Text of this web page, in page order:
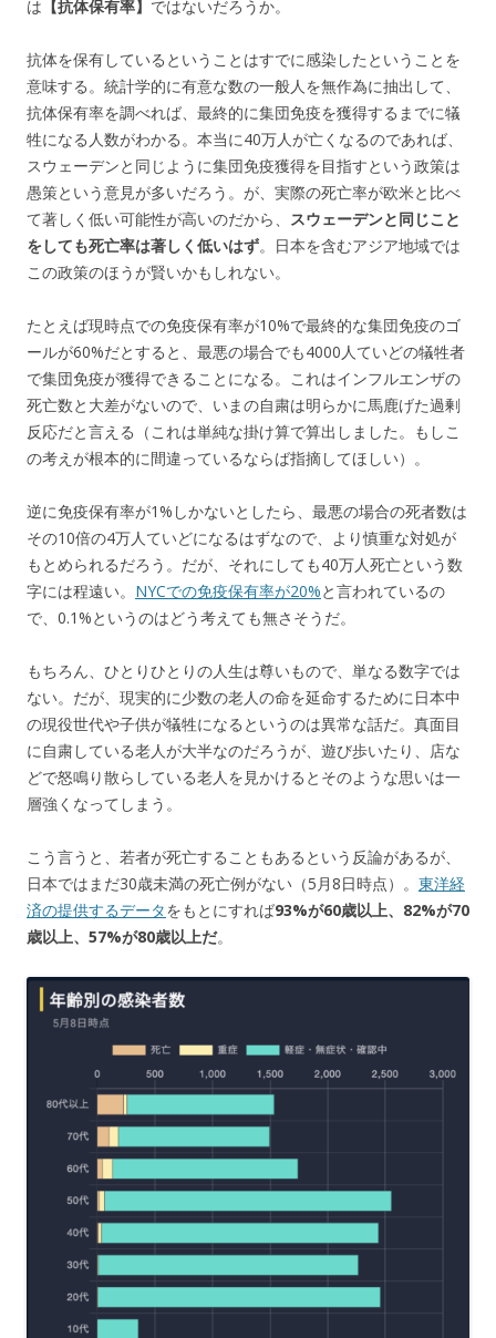
は 【抗体保有率】 ではないだろうか。
抗体を保有しているということはすでに感染したということを
意味する。統計学的に有意な数の一般人を無作為に抽出して、
抗体保有率を調べれば、最終的に集団免疫を獲得するまでに犠
牲になる人数がわかる。本当に40万人が亡くなるのであれば、
スウェーデンと同じように集団免疫獲得を目指すという政策は
愚策という意見が多いだろう。が、実際の死亡率が欧米と比べ
て著しく低い可能性が高いのだから、 スウェーデンと同じこと
をしても死亡率は著しく低いはず。日本を含むアジア地域では
この政策のほうが賢いかもしれない。
たとえば現時点での免疫保有率が10%で最終的な集団免疫のゴ
ールが60%だとすると、最悪の場合でも4000人ていどの犠牲者
で集団免疫が獲得できることになる。これはインフルエンザの
死亡数と大差がないので、いまの自粛は明らかに馬鹿げた過剰
反応だと言える（これは単純な掛け算で算出しました。もしこ
の考えが根本的に間違っているならば指摘してほしい）。
逆に免疫保有率が1%しかないとしたら、最悪の場合の死者数は
その10倍の4万人ていどになるはずなので、より慎重な対処が
もとめられるだろう。だが、それにしても40万人死亡という数
字には程遠い。 NYCでの免疫保有率が20%と言われているの
で、0.1%というのはどう考えても無さそうだ。
もちろん、ひとりひとりの人生は尊いもので、単なる数字では
ない。だが、現実的に少数の老人の命を延命するために日本中
の現役世代や子供が犠牲になるというのは異常な話だ。真面目
に自粛している老人が大半なのだろうが、遊び歩いたり、店な
どで怒鳴り散らしている老人を見かけるとそのような思いは一
層強くなってしまう。
こう言うと、若者が死亡することもあるという反論があるが、
日本ではまだ30歳未満の死亡例がない（5月8日時点）。 東洋経
済の提供するデータをもとにすれば93%が60歳以上、82%が70
歳以上、57%が80歳以上だ。